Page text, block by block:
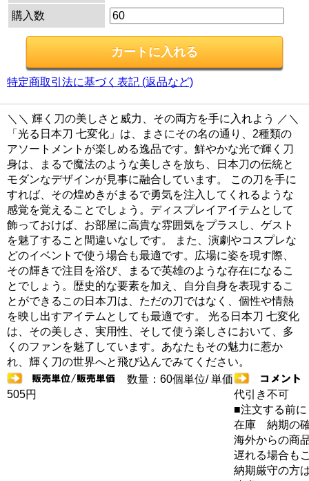
購入数
特定商取引法に基づく表記 (返品など)
＼＼ 輝く刀の美しさと威力、その両方を手に入れよう ／＼
「光る日本刀 七変化」は、まさにその名の通り、2種類の
アソートメントが楽しめる逸品です。鮮やかな光で輝く刀
身は、まるで魔法のような美しさを放ち、日本刀の伝統と
モダンなデザインが見事に融合しています。 この刀を手に
すれば、その煌めきがまるで勇気を注入してくれるような
感覚を覚えることでしょう。ディスプレイアイテムとして
飾っておけば、お部屋に高貴な雰囲気をプラスし、ゲスト
を魅了すること間違いなしです。 また、演劇やコスプレな
どのイベントで使う場合も最適です。広場に姿を現す際、
その輝きで注目を浴び、まるで英雄のような存在になるこ
とでしょう。歴史的な要素を加え、自分自身を表現するこ
とができるこの日本刀は、ただの刀ではなく、個性や情熱
を映し出すアイテムとしても最適です。 光る日本刀 七変化
は、その美しさ、実用性、そして使う楽しさにおいて、多
くのファンを魅了しています。あなたもその魅力に惹か
れ、輝く刀の世界へと飛び込んでみてください。
数量：60個単位/ 単価
505円
代引き不可
■注文する前に
在庫 納期の
海外からの商
遅れる場合も
納期厳守の方